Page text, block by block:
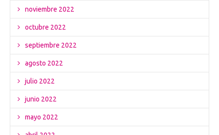
noviembre 2022
octubre 2022
septiembre 2022
agosto 2022
julio 2022
junio 2022
mayo 2022